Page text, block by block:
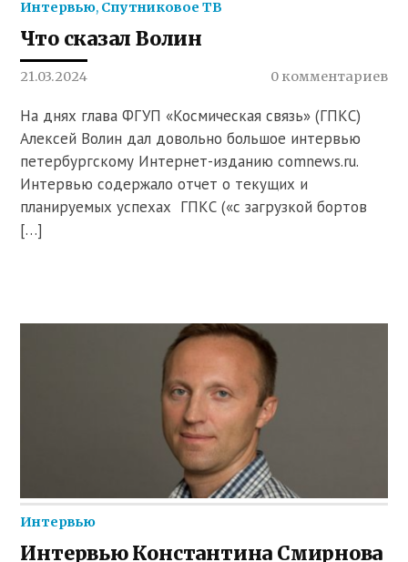
Интервью, Спутниковое ТВ
Что сказал Волин
21.03.2024 0 комментариев
На днях глава ФГУП «Космическая связь» (ГПКС)
Алексей Волин дал довольно большое интервью
петербургскому Интернет-изданию comnews.ru.
Интервью содержало отчет о текущих и
планируемых успехах ГПКС («с загрузкой бортов
[…]
Интервью
Интервью Константина Смирнова